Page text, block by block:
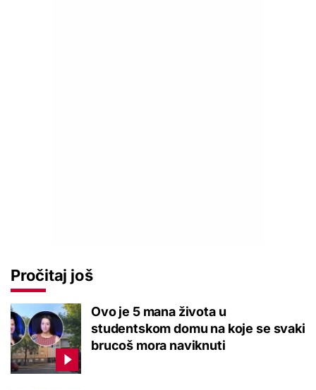
Pročitaj još
Ovo je 5 mana života u
studentskom domu na koje se svaki
brucoš mora naviknuti